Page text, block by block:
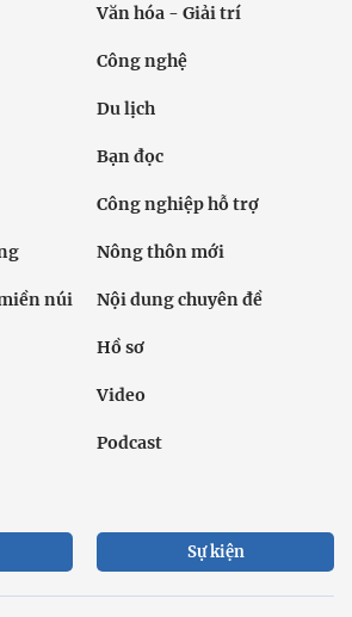
Văn hóa - Giải trí
Công nghệ
Du lịch
Bạn đọc
Công nghiệp hỗ trợ
Nông thôn mới
núi Nội dung chuyên đề
Hồ sơ
Video
Podcast
Sự kiện